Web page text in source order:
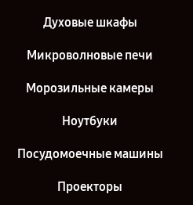
Духовые шкафы
Микроволновые печи
Морозильные камеры
Ноутбуки
Посудомоечные машины
Проекторы